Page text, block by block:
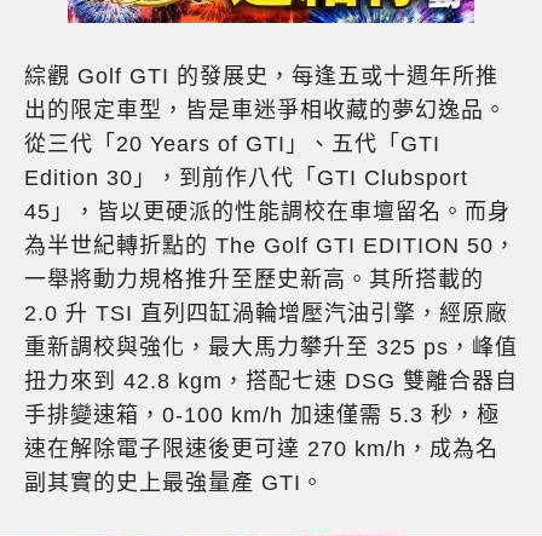
綜觀 Golf GTI 的發展史，每逢五或十週年所推
出的限定車型，皆是車迷爭相收藏的夢幻逸品。
從三代「20 Years of GTI」、五代「GTI
Edition 30」，到前作八代「GTI Clubsport
45」，皆以更硬派的性能調校在車壇留名。而身
為半世紀轉折點的 The Golf GTI EDITION 50，
一舉將動力規格推升至歷史新高。其所搭載的
2.0 升 TSI 直列四缸渦輪增壓汽油引擎，經原廠
重新調校與強化，最大馬力攀升至 325 ps，峰值
扭力來到 42.8 kgm，搭配七速 DSG 雙離合器自
手排變速箱，0-100 km/h 加速僅需 5.3 秒，極
速在解除電子限速後更可達 270 km/h，成為名
副其實的史上最強量產 GTI。